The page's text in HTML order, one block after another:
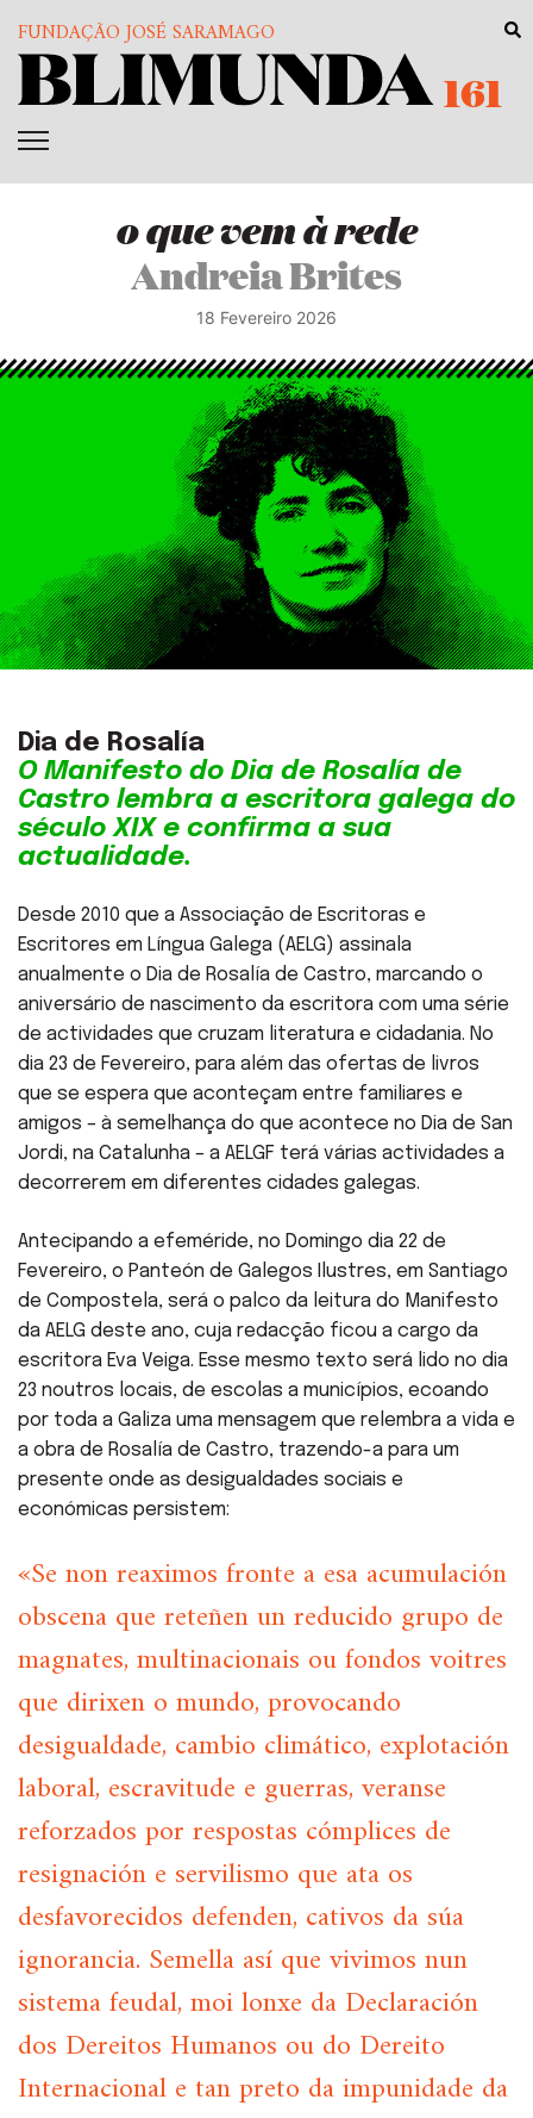
FUNDAÇÃO JOSÉ SARAMAGO
161
o que vem à rede
Andreia Brites
18 Fevereiro 2026
Dia de Rosalía
O Manifesto do Dia de Rosalía de
Castro lembra a escritora galega do
século XIX e confirma a sua
actualidade.
Desde 2010 que a Associação de Escritoras e
Escritores em Língua Galega (AELG) assinala
anualmente o Dia de Rosalía de Castro, marcando o
aniversário de nascimento da escritora com uma série
de actividades que cruzam literatura e cidadania. No
dia 23 de Fevereiro, para além das ofertas de livros
que se espera que aconteçam entre familiares e
amigos – à semelhança do que acontece no Dia de San
Jordi, na Catalunha – a AELGF terá várias actividades a
decorrerem em diferentes cidades galegas.
Antecipando a efeméride, no Domingo dia 22 de
Fevereiro, o Panteón de Galegos Ilustres, em Santiago
de Compostela, será o palco da leitura do Manifesto
da AELG deste ano, cuja redacção ficou a cargo da
escritora Eva Veiga. Esse mesmo texto será lido no dia
23 noutros locais, de escolas a municípios, ecoando
por toda a Galiza uma mensagem que relembra a vida e
a obra de Rosalía de Castro, trazendo-a para um
presente onde as desigualdades sociais e
económicas persistem:
«Se non reaximos fronte a esa acumulación
obscena que reteñen un reducido grupo de
magnates, multinacionais ou fondos voitres
que dirixen o mundo, provocando
desigualdade, cambio climático, explotación
laboral, escravitude e guerras, veranse
reforzados por respostas cómplices de
resignación e servilismo que ata os
desfavorecidos defenden, cativos da súa
ignorancia. Semella así que vivimos nun
sistema feudal, moi lonxe da Declaración
dos Dereitos Humanos ou do Dereito
Internacional e tan preto da impunidade da